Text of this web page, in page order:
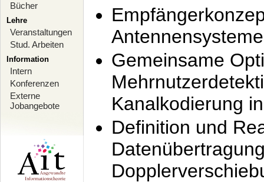
Bücher
Lehre
Veranstaltungen
Stud. Arbeiten
Information
Intern
Konferenzen
Externe
Jobangebote
Antennensysteme
Gemeinsame
Kanalkodierung
Definition und